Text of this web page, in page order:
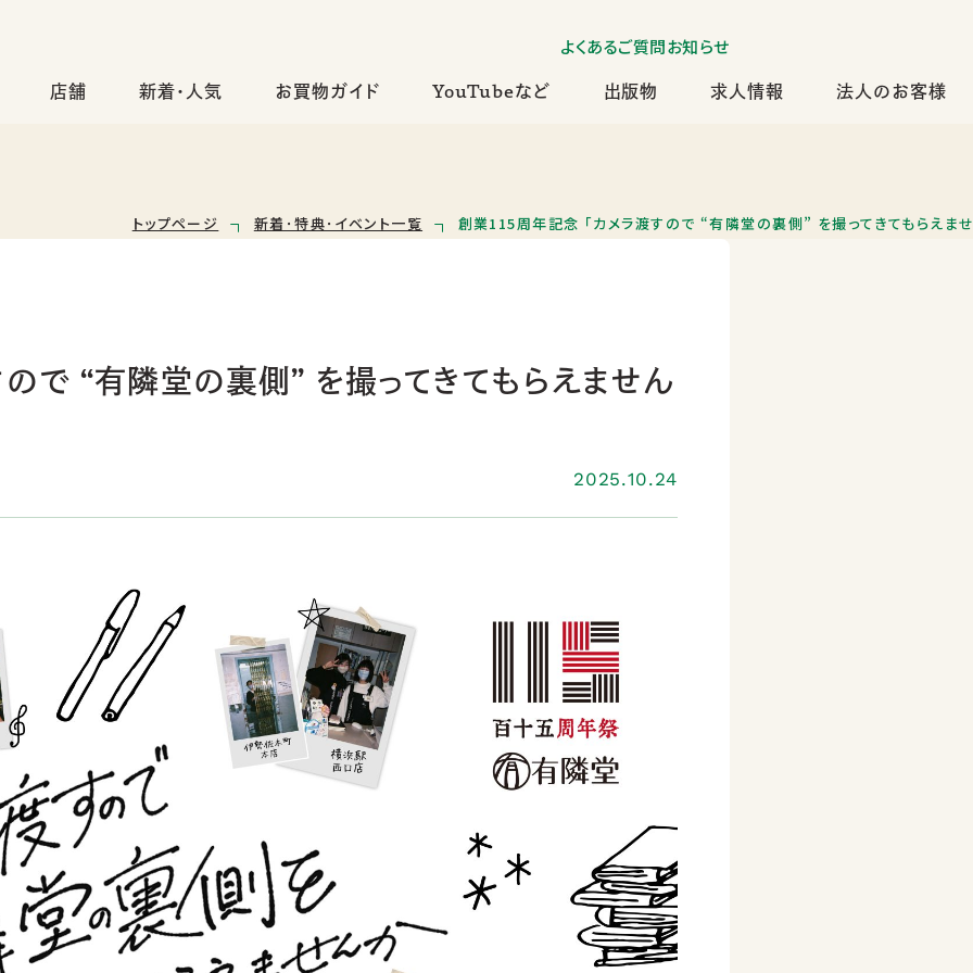
よくあるご質問お知らせ
店舗 新着・人気 お買物ガイド YouTubeなど 出版物 求人情報 法人のお客様
トップページ 新着･特典･イベント一覧 創業115周年記念 「カメラ渡すので “有隣堂の裏側” を撮ってきてもらえま
で “有隣堂の裏側” を撮ってきてもらえません
2025.10.24